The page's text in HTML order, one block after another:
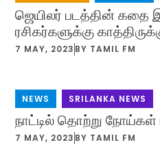
ஜெயிலர் படத்தின் கதை
ரசிகர்களுக்கு
7 MAY, 2023 BY TAMIL FM
NEWS SRILANKA NEWS
நாட்டில் தொற்று நோய்கள்
7 MAY, 2023 BY TAMIL FM